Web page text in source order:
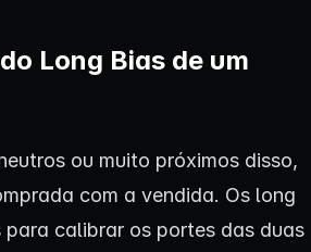
Long Bias de um
ou muito próximos disso,
com a vendida. Os long
calibrar os portes das duas